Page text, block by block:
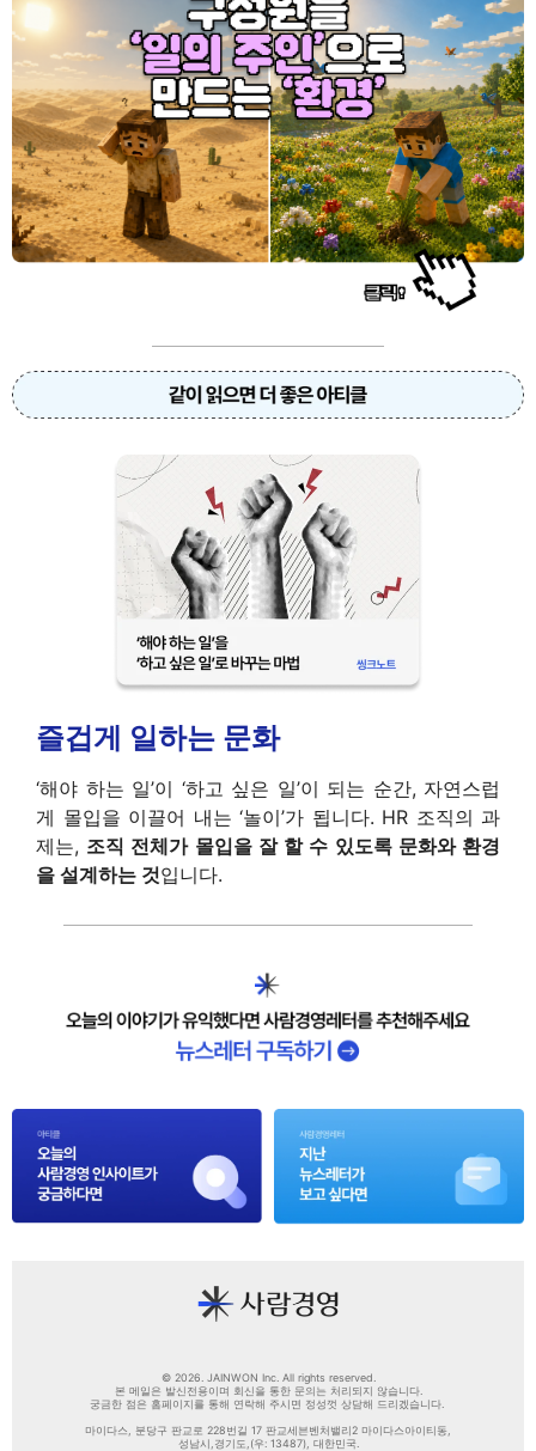
즐겁게 일하는 문화
‘해야 하는 일’이 ‘하고 싶은 일’이 되는 순간, 자연스럽
게 몰입을 이끌어 내는 ‘놀이’가 됩니다. HR 조직의 과
제는, 조직 전체가 몰입을 잘 할 수 있도록 문화와 환경
을 설계하는 것입니다.
© 2026. JAINWON Inc. All rights reserved.
본 메일은 발신전용이며 회신을 통한 문의는 처리되지 않습니다.
궁금한 점은 홈페이지를 통해 연락해 주시면 정성껏 상담해 드리겠습니다.
마이다스, 분당구 판교로 228번길 17 판교세븐벤처밸리2 마이다스아이티동,
성남시,경기도,(우: 13487), 대한민국.